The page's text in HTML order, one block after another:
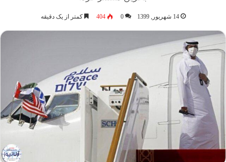
14 شهریور, 1399 0
404 کمتر از یک دقیقه